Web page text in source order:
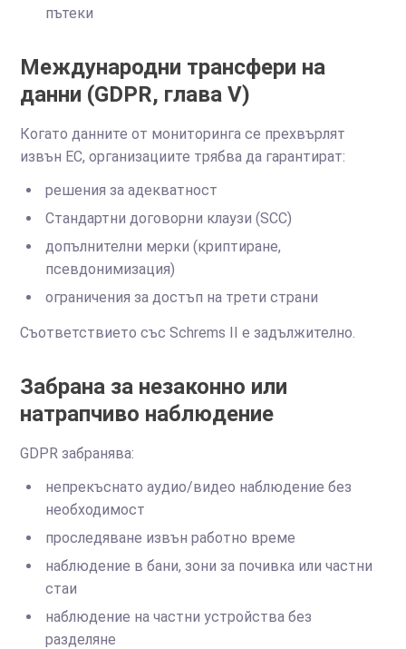
пътеки
Международни трансфери на
данни (GDPR, глава V)
Когато данните от мониторинга се прехвърлят
извън ЕС, организациите трябва да гарантират:
решения за адекватност
Стандартни договорни клаузи (SCC)
допълнителни мерки (криптиране,
псевдонимизация)
ограничения за достъп на трети страни
Съответствието със Schrems II е задължително.
Забрана за незаконно или
натрапчиво наблюдение
GDPR забранява:
непрекъснато аудио/видео наблюдение без
необходимост
проследяване извън работно време
наблюдение в бани, зони за почивка или частни
стаи
наблюдение на частни устройства без
разделяне